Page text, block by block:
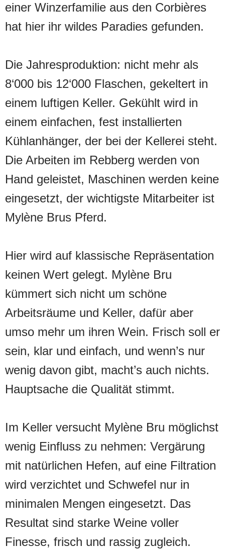
einer Winzerfamilie aus den Corbières
hat hier ihr wildes Paradies gefunden.
Die Jahresproduktion: nicht mehr als
8‘000 bis 12‘000 Flaschen, gekeltert in
einem luftigen Keller. Gekühlt wird in
einem einfachen, fest installierten
Kühlanhänger, der bei der Kellerei steht.
Die Arbeiten im Rebberg werden von
Hand geleistet, Maschinen werden keine
eingesetzt, der wichtigste Mitarbeiter ist
Mylène Brus Pferd.
Hier wird auf klassische Repräsentation
keinen Wert gelegt. Mylène Bru
kümmert sich nicht um schöne
Arbeitsräume und Keller, dafür aber
umso mehr um ihren Wein. Frisch soll er
sein, klar und einfach, und wenn’s nur
wenig davon gibt, macht’s auch nichts.
Hauptsache die Qualität stimmt.
Im Keller versucht Mylène Bru möglichst
wenig Einfluss zu nehmen: Vergärung
mit natürlichen Hefen, auf eine Filtration
wird verzichtet und Schwefel nur in
minimalen Mengen eingesetzt. Das
Resultat sind starke Weine voller
Finesse, frisch und rassig zugleich.